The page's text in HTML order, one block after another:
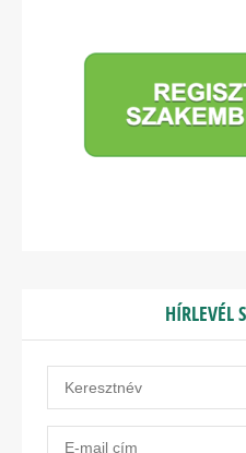
HÍRLEVÉL